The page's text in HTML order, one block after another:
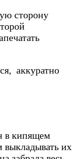
сторону
аккуратно
в кипящем
выкладывать их